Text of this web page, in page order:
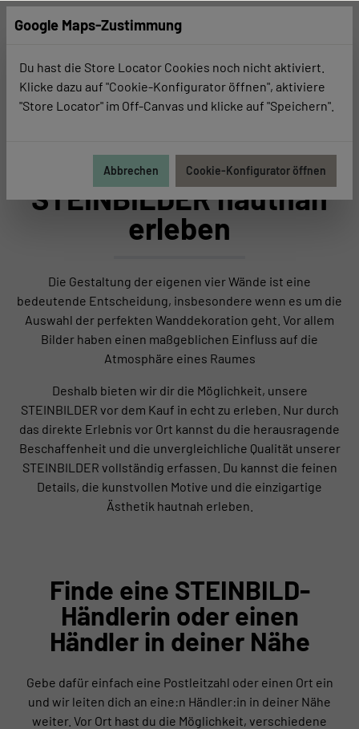
STEINBILDER hautnah
erleben
Die Gestaltung der eigenen vier Wände ist eine
bedeutende Entscheidung, insbesondere wenn es um die
Auswahl der perfekten Wanddekoration geht. Vor allem
Bilder haben einen maßgeblichen Einfluss auf die
Atmosphäre eines Raumes
Deshalb bieten wir dir die Möglichkeit, unsere
STEINBILDER vor dem Kauf in echt zu erleben. Nur durch
das direkte Erlebnis vor Ort kannst du die herausragende
Beschaffenheit und die unvergleichliche Qualität unserer
STEINBILDER vollständig erfassen. Du kannst die feinen
Details, die kunstvollen Motive und die einzigartige
Ästhetik hautnah erleben.
Finde eine STEINBILD-
Händlerin oder einen
Händler in deiner Nähe
Gebe dafür einfach eine Postleitzahl oder einen Ort ein
und wir leiten dich an eine:n Händler:in in deiner Nähe
weiter. Vor Ort hast du die Möglichkeit, verschiedene
Google Maps-Zustimmung
Du hast die Store Locator Cookies noch nicht aktiviert.
Klicke dazu auf "Cookie-Konfigurator öffnen", aktiviere
"Store Locator" im Off-Canvas und klicke auf "Speichern".
Abbrechen Cookie-Konfigurator öffnen